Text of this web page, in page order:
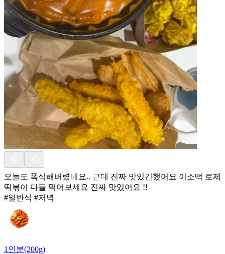
오늘도 폭식해버렸네요.. 근데 진짜 맛있긴했어요 이소떡 로제
떡볶이 다들 먹어보세요 진짜 맛있어요 !!
#일반식 #저녁
1인분(200g)